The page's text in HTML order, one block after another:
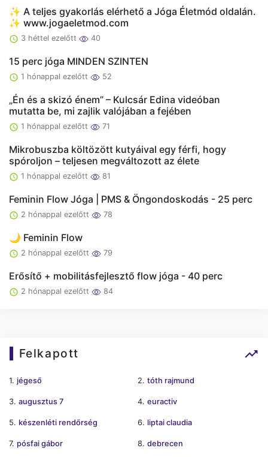
✨ A teljes gyakorlás elérhető a Jóga Életmód oldalán.
✨ www.jogaeletmod.com
3 héttel ezelőtt 40
15 perc jóga MINDEN SZINTEN
1 hónappal ezelőtt 52
„Én és a skizó énem” – Kulcsár Edina videóban
mutatta be, mi zajlik valójában a fejében
1 hónappal ezelőtt 71
Mikrobuszba költözött kutyáival egy férfi, hogy
spóroljon – teljesen megváltozott az élete
1 hónappal ezelőtt 81
Feminin Flow Jóga | PMS & Öngondoskodás - 25 perc
2 hónappal ezelőtt 78
🌙 Feminin Flow
2 hónappal ezelőtt 79
Erősítő + mobilitásfejlesztő flow jóga - 40 perc
2 hónappal ezelőtt 84
Felkapott
1. jégeső 2. tóth rajmund
3. augusztus 7 4. euractiv
5. készenléti rendőrség 6. liptai claudia
7. pósfai gábor 8. debrecen